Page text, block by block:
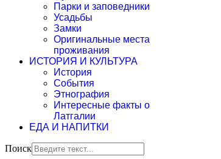
Парки и заповедники
Усадьбы
Замки
Оригинальные места
проживания
ИСТОРИЯ И КУЛЬТУРА
История
События
Этнография
Интересные факты о
Латгалии
ЕДА И НАПИТКИ
Поиск